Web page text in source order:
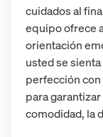
cuidados al
equipo ofrece
orientación
usted se
perfección con
para
comodidad, la